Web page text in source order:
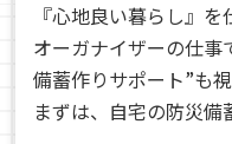
『心地良い暮らし』
オーガナイザーの仕事
備蓄作りサポート”も
まずは、自宅の防災備